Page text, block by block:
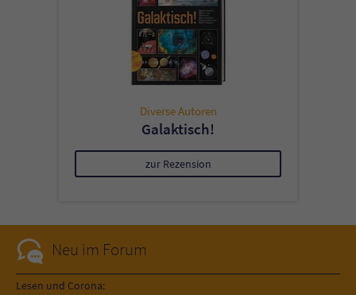
Diverse Autoren
Galaktisch!
zur Rezension
Neu im Forum
Lesen und Corona: